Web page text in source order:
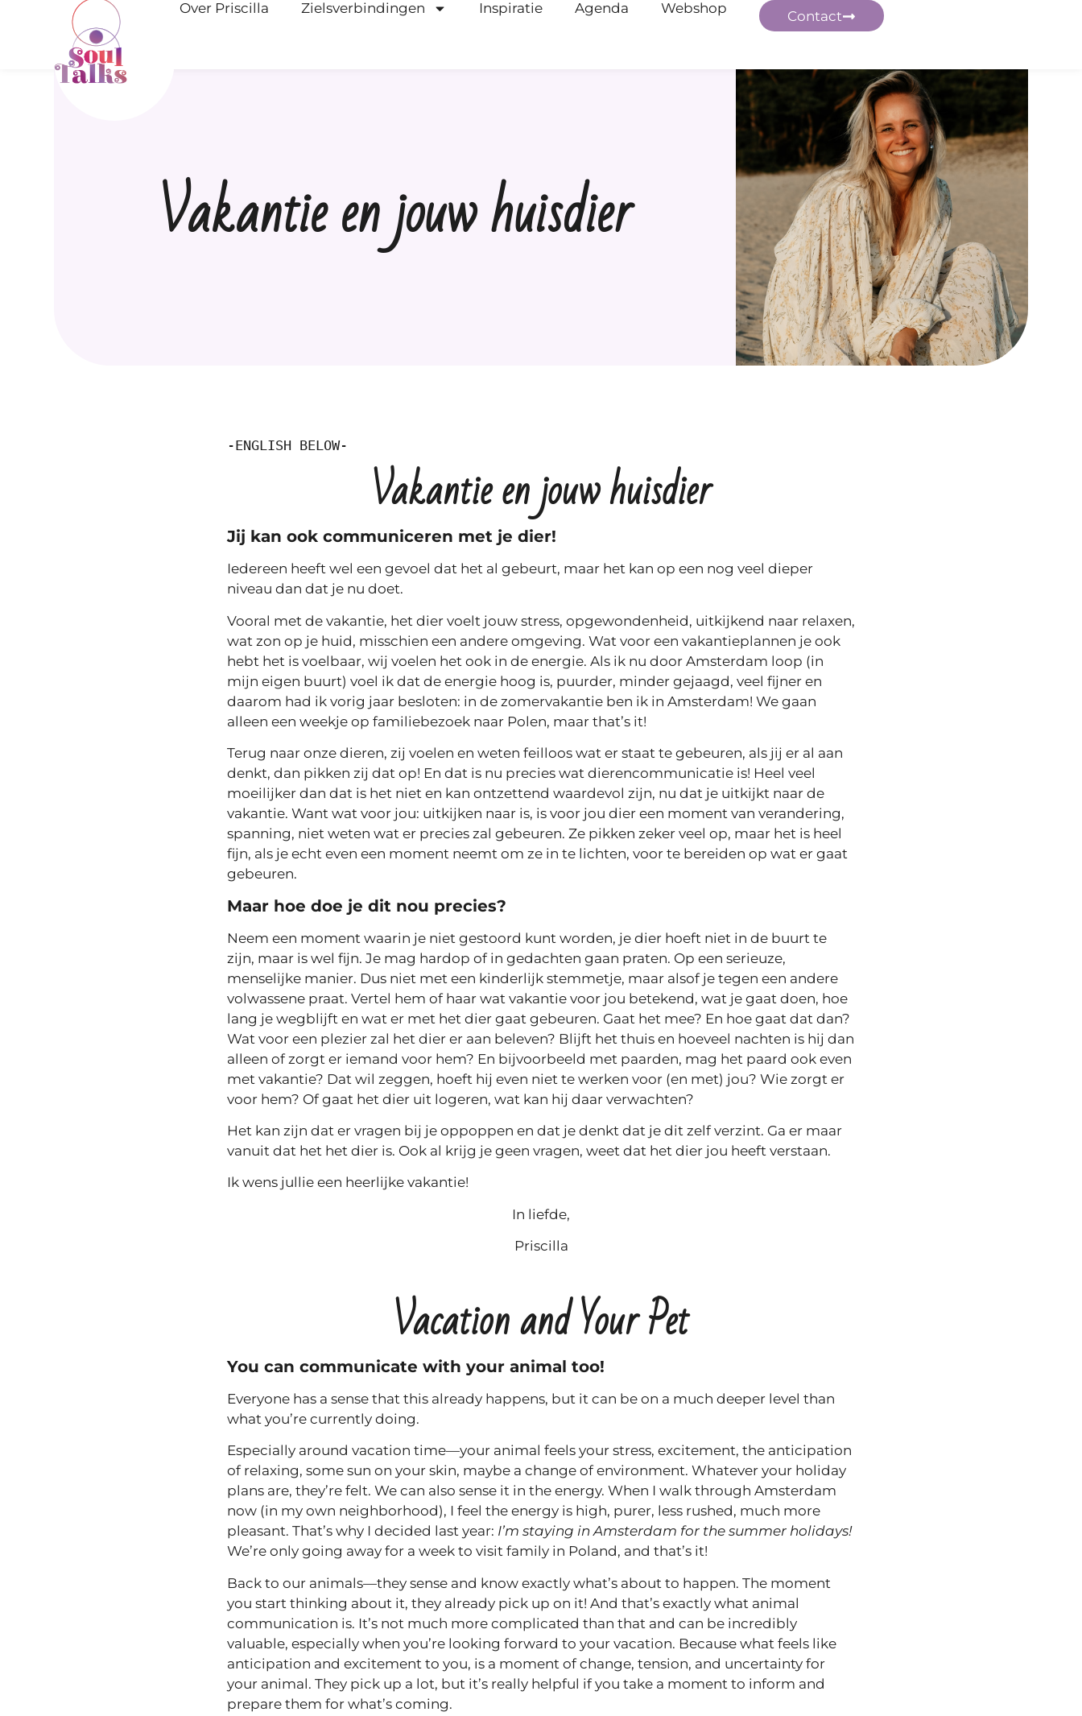
Over Priscilla Zielsverbindingen Inspiratie Agenda Webshop Contact
Vakantie en jouw huisdier
-ENGLISH BELOW-
Vakantie en jouw huisdier
Jij kan ook communiceren met je dier!
Iedereen heeft wel een gevoel dat het al gebeurt, maar het kan op een nog veel dieper
niveau dan dat je nu doet.
Vooral met de vakantie, het dier voelt jouw stress, opgewondenheid, uitkijkend naar relaxen,
wat zon op je huid, misschien een andere omgeving. Wat voor een vakantieplannen je ook
hebt het is voelbaar, wij voelen het ook in de energie. Als ik nu door Amsterdam loop (in
mijn eigen buurt) voel ik dat de energie hoog is, puurder, minder gejaagd, veel fijner en
daarom had ik vorig jaar besloten: in de zomervakantie ben ik in Amsterdam! We gaan
alleen een weekje op familiebezoek naar Polen, maar that’s it!
Terug naar onze dieren, zij voelen en weten feilloos wat er staat te gebeuren, als jij er al aan
denkt, dan pikken zij dat op! En dat is nu precies wat dierencommunicatie is! Heel veel
moeilijker dan dat is het niet en kan ontzettend waardevol zijn, nu dat je uitkijkt naar de
vakantie. Want wat voor jou: uitkijken naar is, is voor jou dier een moment van verandering,
spanning, niet weten wat er precies zal gebeuren. Ze pikken zeker veel op, maar het is heel
fijn, als je echt even een moment neemt om ze in te lichten, voor te bereiden op wat er gaat
gebeuren.
Maar hoe doe je dit nou precies?
Neem een moment waarin je niet gestoord kunt worden, je dier hoeft niet in de buurt te
zijn, maar is wel fijn. Je mag hardop of in gedachten gaan praten. Op een serieuze,
menselijke manier. Dus niet met een kinderlijk stemmetje, maar alsof je tegen een andere
volwassene praat. Vertel hem of haar wat vakantie voor jou betekend, wat je gaat doen, hoe
lang je wegblijft en wat er met het dier gaat gebeuren. Gaat het mee? En hoe gaat dat dan?
Wat voor een plezier zal het dier er aan beleven? Blijft het thuis en hoeveel nachten is hij dan
alleen of zorgt er iemand voor hem? En bijvoorbeeld met paarden, mag het paard ook even
met vakantie? Dat wil zeggen, hoeft hij even niet te werken voor (en met) jou? Wie zorgt er
voor hem? Of gaat het dier uit logeren, wat kan hij daar verwachten?
Het kan zijn dat er vragen bij je oppoppen en dat je denkt dat je dit zelf verzint. Ga er maar
vanuit dat het het dier is. Ook al krijg je geen vragen, weet dat het dier jou heeft verstaan.
Ik wens jullie een heerlijke vakantie!
In liefde,
Priscilla
Vacation and Your Pet
You can communicate with your animal too!
Everyone has a sense that this already happens, but it can be on a much deeper level than
what you’re currently doing.
Especially around vacation time—your animal feels your stress, excitement, the anticipation
of relaxing, some sun on your skin, maybe a change of environment. Whatever your holiday
plans are, they’re felt. We can also sense it in the energy. When I walk through Amsterdam
now (in my own neighborhood), I feel the energy is high, purer, less rushed, much more
pleasant. That’s why I decided last year: I’m staying in Amsterdam for the summer holidays!
We’re only going away for a week to visit family in Poland, and that’s it!
Back to our animals—they sense and know exactly what’s about to happen. The moment
you start thinking about it, they already pick up on it! And that’s exactly what animal
communication is. It’s not much more complicated than that and can be incredibly
valuable, especially when you’re looking forward to your vacation. Because what feels like
anticipation and excitement to you, is a moment of change, tension, and uncertainty for
your animal. They pick up a lot, but it’s really helpful if you take a moment to inform and
prepare them for what’s coming.